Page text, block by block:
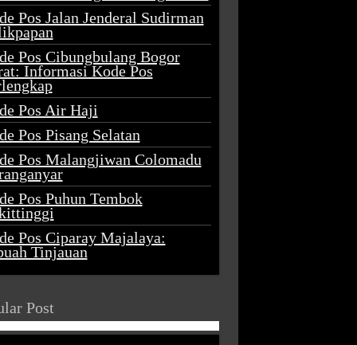
Pos Jalan Jenderal Sudirman
Pos Cibungbulang Bogor
Informasi Kode Pos
Pos Air Haji
Pos Pisang Selatan
Pos Malangjiwan Colomadu
Pos Puhun Tembok
Pos Ciparay Majalaya:
Tinjauan
Post